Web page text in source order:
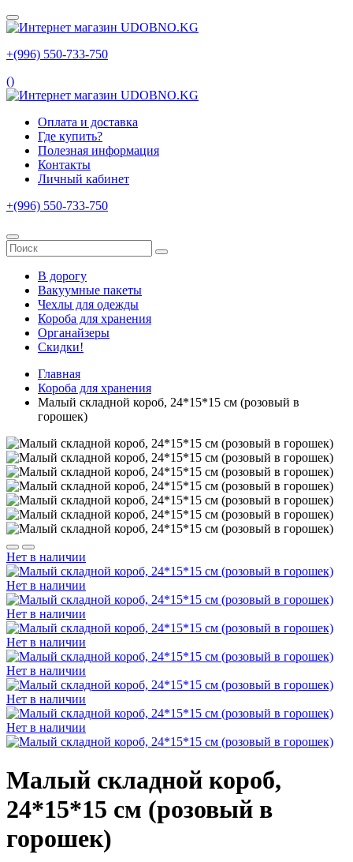
+(996) 550‑733‑750
()
Оплата и доставка
Где купить?
Полезная информация
Контакты
Личный кабинет
+(996) 550‑733‑750
В дорогу
Вакуумные пакеты
Чехлы для одежды
Короба для хранения
Органайзеры
Скидки!
Главная
Короба для хранения
Малый складной короб, 24*15*15 см (розовый в
горошек)
Нет в наличии
Нет в наличии
Нет в наличии
Нет в наличии
Нет в наличии
Нет в наличии
Нет в наличии
Малый складной короб,
24*15*15 см (розовый в
горошек)